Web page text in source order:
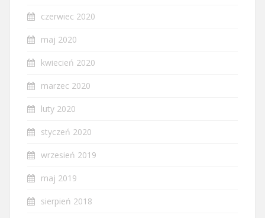
czerwiec 2020
maj 2020
kwiecień 2020
marzec 2020
luty 2020
styczeń 2020
wrzesień 2019
maj 2019
sierpień 2018